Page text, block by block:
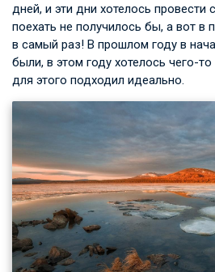
дней, и эти дни хотелось провести
поехать не получилось бы, а вот в
в самый раз! В прошлом году в
были, в этом году хотелось чего-
для этого подходил идеально.